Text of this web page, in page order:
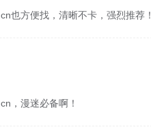
也方便找，清晰不卡，强烈推荐！
，漫迷必备啊！